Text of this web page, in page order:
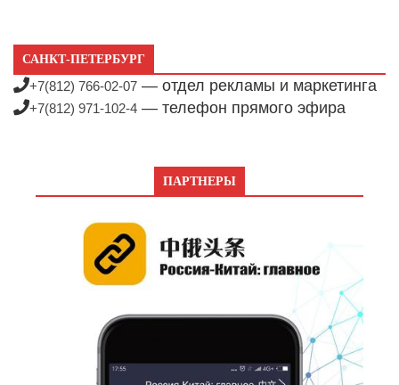
САНКТ-ПЕТЕРБУРГ
+7(812) 766-02-07 — отдел рекламы и маркетинга
+7(812) 971-102-4 — телефон прямого эфира
ПАРТНЕРЫ